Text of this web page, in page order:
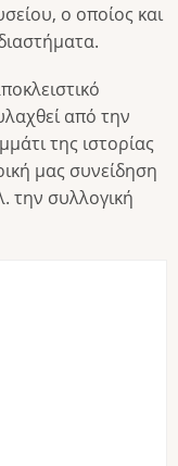
ο οποίος και
από την
της ιστορίας
μας συνείδηση
την συλλογική